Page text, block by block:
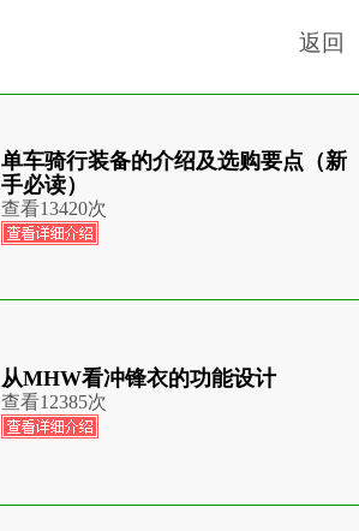
返回
单车骑行装备的介绍及选购要点（新
手必读）
查看13420次
从MHW看冲锋衣的功能设计
查看12385次